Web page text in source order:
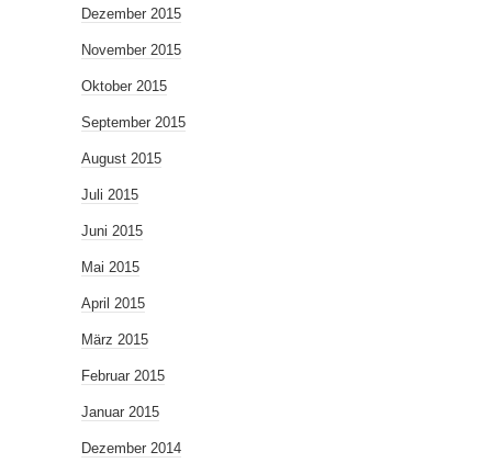
Dezember 2015
November 2015
Oktober 2015
September 2015
August 2015
Juli 2015
Juni 2015
Mai 2015
April 2015
März 2015
Februar 2015
Januar 2015
Dezember 2014